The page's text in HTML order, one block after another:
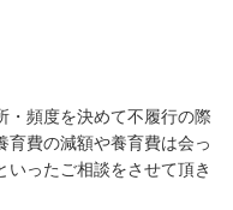
・頻度を決めて不履行の際
育費の減額や養育費は会っ
いったご相談をさせて頂き